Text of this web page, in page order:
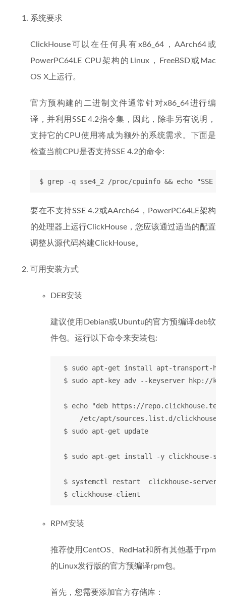
系统要求
ClickHouse可以在任何具有x86_64，AArch64或
PowerPC64LE CPU架构的Linux，FreeBSD或Mac
OS X上运行。
官方预构建的二进制文件通常针对x86_64进行编
译，并利用SSE 4.2指令集，因此，除非另有说明，
支持它的CPU使用将成为额外的系统需求。下面是
检查当前CPU是否支持SSE 4.2的命令:
要在不支持SSE 4.2或AArch64，PowerPC64LE架构
的处理器上运行ClickHouse，您应该通过适当的配置
调整从源代码构建ClickHouse。
可用安装方式
DEB安装
建议使用Debian或Ubuntu的官方预编译deb软
件包。运行以下命令来安装包:
$ sudo apt-get install apt-transport-
$ sudo apt-key adv --keyserver hkp://
$ echo "deb https://
/etc/apt/sources.list.d/
  $ sudo apt-get update
$ sudo apt-get install -y clickhouse-
  $ systemctl restart  clickhouse-server
RPM安装
推荐使用CentOS、RedHat和所有其他基于rpm
的Linux发行版的官方预编译rpm包。
首先，您需要添加官方存储库：